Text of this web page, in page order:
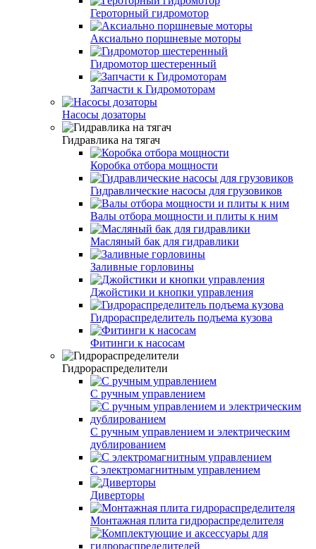
Героторный гидромотор
Аксиально поршневые моторы
Гидромотор шестеренный
Запчасти к Гидромоторам
Насосы дозаторы
Гидравлика на тягач
Коробка отбора мощности
Гидравлические насосы для грузовиков
Валы отбора мощности и плиты к ним
Масляный бак для гидравлики
Заливные горловины
Джойстики и кнопки управления
Гидрораспределитель подъема кузова
Фитинги к насосам
Гидрораспределители
С ручным управлением
С ручным управлением и электрическим
дублированием
С электромагнитным управлением
Диверторы
Монтажная плита гидрораспределителя